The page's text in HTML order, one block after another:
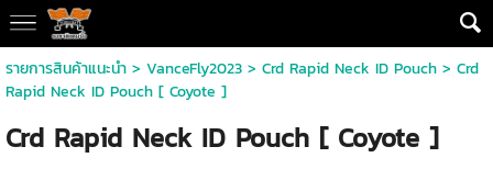
รายการสินค้าแนะนำ> VanceFly2023> Crd Rapid Neck ID Pouch> Crd
Rapid Neck ID Pouch [ Coyote ]
Crd Rapid Neck ID Pouch [ Coyote ]